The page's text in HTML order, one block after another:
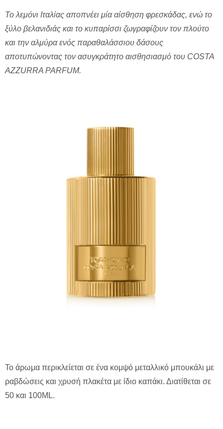
Το λεμόνι Ιταλίας αποπνέει μία αίσθηση φρεσκάδας, ενώ το
ξύλο βελανιδιάς και το κυπαρίσσι ζωγραφίζουν τον πλούτο
και την αλμύρα ενός παραθαλάσσιου δάσους
αποτυπώνοντας τον ασυγκράτητο αισθησιασμό του COSTA
AZZURRA PARFUM.
Το άρωμα περικλείεται σε ένα κομψό μεταλλικό μπουκάλι με
ραβδώσεις και χρυσή πλακέτα με ίδιο καπάκι. Διατίθεται σε
50 και 100ML.